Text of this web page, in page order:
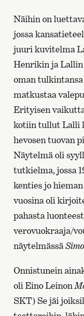
Näihin on
jossa
juuri kuvitelma
Henrikin ja Lallin
oman
matkustaa
Erityisen
kotiin tullut Lalli
hevosen tuovan
Näytelmä oli
tutkielma, jossa
kenties jo
vuosina oli
pahasta
verovuokraaja/
näytelmässä
Onnistunein
oli Eino Leinon
SKT) Se jäi